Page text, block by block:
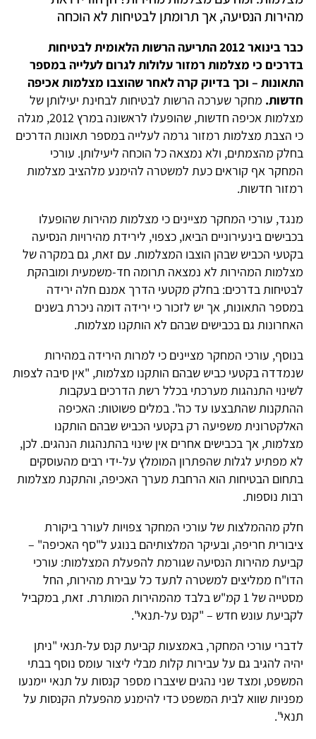
מהירות הנסיעה, אך תרומתן לבטיחות לא הוכחה
כבר בינואר 2012 התריעה הרשות הלאומית לבטיחות
בדרכים כי מצלמות רמזור עלולות לגרום לעלייה במספר
התאונות – וכך בדיוק קרה לאחר שהוצבו מצלמות אכיפה
חדשות. מחקר שערכה הרשות לבטיחות לבחינת יעילותן של
מצלמות אכיפה חדשות, שהופעלו לראשונה במרץ 2012, מגלה
כי הצבת מצלמות רמזור גרמה לעלייה במספר תאונות הדרכים
בחלק מהצמתים, ולא נמצאה כל הוכחה ליעילותן. עורכי
המחקר אף קוראים כעת למשטרה להימנע מלהציב מצלמות
רמזור חדשות.
מנגד, עורכי המחקר מציינים כי מצלמות מהירות שהופעלו
בכבישים בינעירוניים הביאו, כצפוי, לירידת מהירויות הנסיעה
בקטעי הכביש שבהן הוצבו המצלמות. עם זאת, גם במקרה של
מצלמות המהירות לא נמצאה תרומה חד-משמעית ומובהקת
לבטיחות בדרכים: בחלק מקטעי הדרך אמנם חלה ירידה
במספר התאונות, אך יש לזכור כי ירידה דומה ניכרת בשנים
האחרונות גם בכבישים שבהם לא הותקנו מצלמות.
בנוסף, עורכי המחקר מציינים כי למרות הירידה במהירות
שנמדדה בקטעי כביש שבהם הותקנו מצלמות, "אין סיבה לצפות
לשינוי התנהגות מערכתי בכלל רשת הדרכים בעקבות
ההתקנות שהתבצעו עד כה". במלים פשוטות: האכיפה
האלקטרונית משפיעה רק בקטעי הכביש שבהם הותקנו
מצלמות, אך בכבישים אחרים אין שינוי בהתנהגות הנהגים. לכן,
לא מפתיע לגלות שהפתרון המומלץ על-ידי רבים מהעוסקים
בתחום הבטיחות הוא הרחבת מערך האכיפה, והתקנת מצלמות
רבות נוספות.
חלק מההמלצות של עורכי המחקר צפויות לעורר ביקורת
ציבורית חריפה, ובעיקר המלצותיהם בנוגע ל"סף האכיפה" –
קביעת מהירות הנסיעה שגורמת להפעלת המצלמות: עורכי
הדו"ח ממליצים למשטרה לתעד כל עבירת מהירות, החל
מסטייה של 1 קמ"ש בלבד מהמהירות המותרת. זאת, במקביל
לקביעת עונש חדש – "קנס על-תנאי".
לדברי עורכי המחקר, באמצעות קביעת קנס על-תנאי "ניתן
יהיה להגיב גם על עבירות קלות מבלי ליצור עומס נוסף בבתי
המשפט, ומצד שני נהגים שיצברו מספר קנסות על תנאי יימנעו
מפניות שווא לבית המשפט כדי להימנע מהפעלת הקנסות על
תנאי".